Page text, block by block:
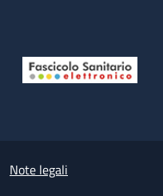
Small prints
Note legali